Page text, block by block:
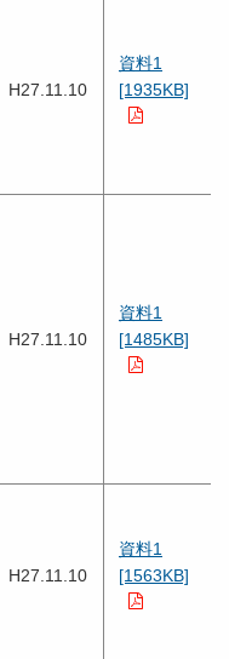
H27.11.10
資料1
[1935KB]
H27.11.10
資料1
[1485KB]
H27.11.10
資料1
[1563KB]